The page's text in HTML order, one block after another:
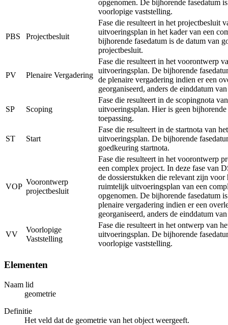
opgenomen. De bijhorende fasedatum
voorlopige vaststelling.
PBS Projectbesluit
Fase die resulteert in het projectbesluit
uitvoeringsplan in het kader van een
bijhorende fasedatum is de datum van
projectbesluit.
PV Plenaire Vergadering
Fase die resulteert in het voorontwerp
uitvoeringsplan. De bijhorende
de plenaire vergadering indien er een
georganiseerd, anders de einddatum
SP Scoping
Fase die resulteert in de scopingnota
uitvoeringsplan. Hier is geen bijhorende
toepassing.
ST Start
Fase die resulteert in de startnota van
uitvoeringsplan. De bijhorende
goedkeuring startnota.
VOP
Voorontwerp
projectbesluit
Fase die resulteert in het voorontwerp
een complex project. In deze fase van
de dossierstukken die relevant zijn
ruimtelijk uitvoeringsplan van een
opgenomen. De bijhorende fasedatum
plenaire vergadering indien er een
georganiseerd, anders de einddatum
VV
Voorlopige
Vaststelling
Fase die resulteert in het ontwerp van
uitvoeringsplan. De bijhorende
voorlopige vaststelling.
Elementen
Naam lid
geometrie
Definitie
Het veld dat de geometrie van het object weergeeft.